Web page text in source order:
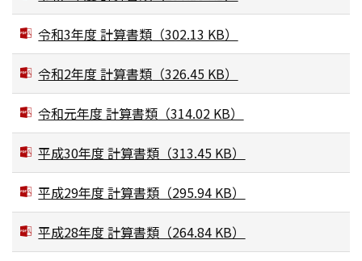
令和3年度 計算書類 （302.13 KB）
令和2年度 計算書類 （326.45 KB）
令和元年度 計算書類 （314.02 KB）
平成30年度 計算書類 （313.45 KB）
平成29年度 計算書類 （295.94 KB）
平成28年度 計算書類 （264.84 KB）